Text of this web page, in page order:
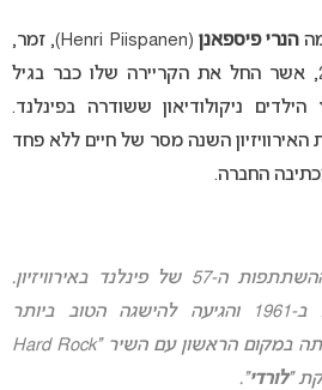
הנרי פיספאנן
(Henri Piispanen), זמר,
שחקן, מנחה ומדובב בן 29, אשר החל את הקריירה שלו כבר בגיל
ניקולודיאון ששודרה בפינלנד.
האירוויזיון השנה מסר של חיים ללא פחד
החברה.
זו תהיה ההשתתפות ה-57 של פינלנד באירוויזיון.
פינלנד הצטרפה לתחרות ב-1961 והגיעה להישגה הטוב ביותר
באירוויזיון 2006 לאחר שזכתה במקום הראשון עם השיר “Hard Rock
לורדי“.